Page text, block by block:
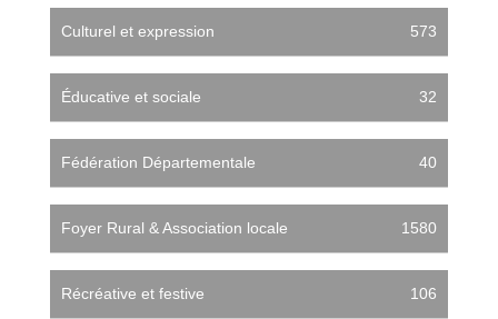
Culturel et expression 573
Éducative et sociale 32
Fédération Départementale 40
Foyer Rural & Association locale 1580
Récréative et festive 106